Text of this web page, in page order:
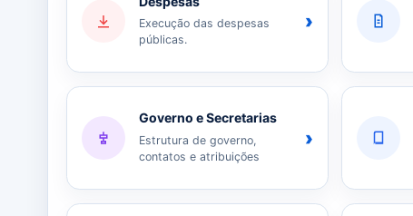
Execução das despesas
públicas.
›
Governo e Secretarias
Estrutura de governo,
contatos e atribuições
›